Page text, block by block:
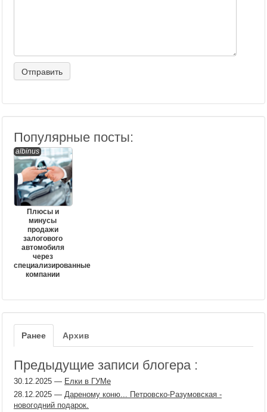
Популярные посты:
albinus
Плюсы и
минусы
продажи
залогового
автомобиля
через
специализированные
компании
Ранее Архив
Предыдущие записи блогера :
30.12.2025 — Елки в ГУМе
28.12.2025 — Дареному коню... Петровско-Разумовская -
новогодний подарок.